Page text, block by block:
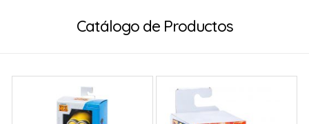
Catálogo de Productos